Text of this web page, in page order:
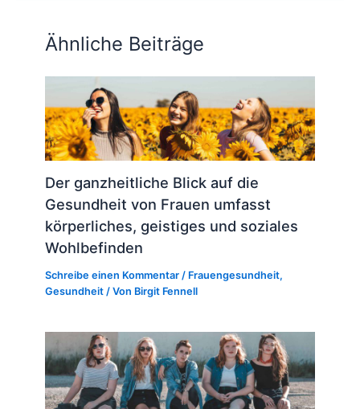
Ähnliche Beiträge
Der ganzheitliche Blick auf die
Gesundheit von Frauen umfasst
körperliches, geistiges und soziales
Wohlbefinden
Schreibe einen Kommentar / Frauengesundheit,
Gesundheit / Von Birgit Fennell